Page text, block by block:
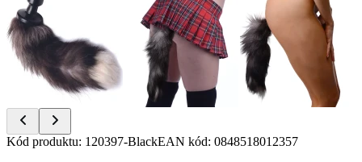
Item
Kód produktu: 120397-BlackEAN kód: 0848518012357